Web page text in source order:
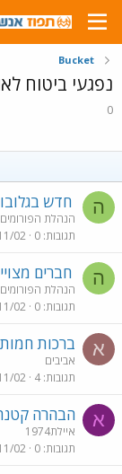
Bucket
נפגעי ביטוח
0
ה חדש
הנהלת הפורומים
תגובות 0
02
ה חברים
הנהלת הפורומים
תגובות 0
02
א ברכות
אביבים
תגובות 4
02
א הבהרה
איילת1974
תגובות 0
02